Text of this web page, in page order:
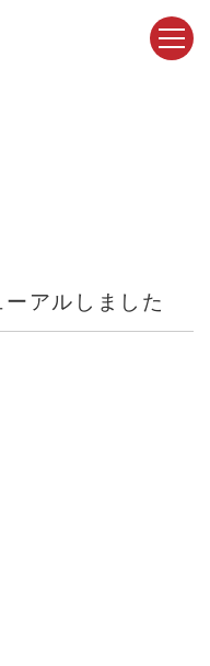
アルしました